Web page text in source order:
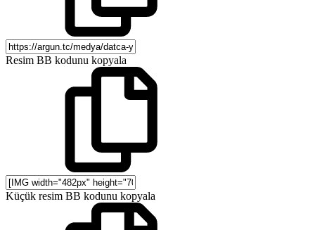
Resim BB kodunu kopyala
Küçük resim BB kodunu kopyala